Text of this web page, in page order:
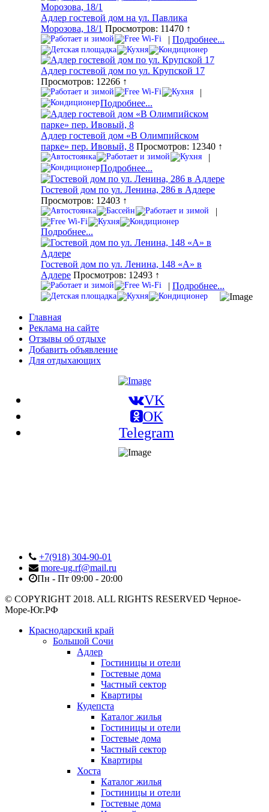
Адлер гостевой дом на ул. Павлика
Морозова, 18/1 Просмотров: 11470 ↑
| Подробнее...
Адлер гостевой дом по ул. Крупской 17
Просмотров: 12266 ↑
|
Подробнее...
Адлер гостевой дом «В Олимпийском
парке» пер. Ивовый, 8 Просмотров: 12340 ↑
|
Подробнее...
Гостевой дом по ул. Ленина, 286 в Адлере
Просмотров: 12403 ↑
|
Подробнее...
Гостевой дом по ул. Ленина, 148 «А» в
Адлере Просмотров: 12493 ↑
| Подробнее...
Главная
Реклама на сайте
Отзывы об отдыхе
Добавить объявление
Для отдыхающих
VK
OK
Telegram
+7(918) 304-90-01
more-ug.rf@mail.ru
Пн - Пт 09:00 - 20:00
© COPYRIGHT 2018. ALL RIGHTS RESERVED Черное-
Море-Юг.РФ
Краснодарский край
Большой Сочи
Адлер
Гостиницы и отели
Гостевые дома
Частный сектор
Квартиры
Кудепста
Каталог жилья
Гостиницы и отели
Гостевые дома
Частный сектор
Квартиры
Хоста
Каталог жилья
Гостиницы и отели
Гостевые дома